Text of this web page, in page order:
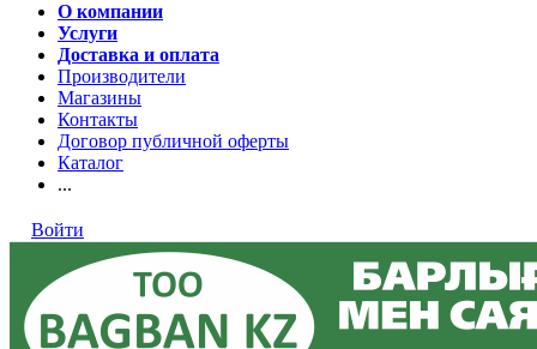
О компании
Услуги
Доставка и оплата
Производители
Магазины
Контакты
Договор публичной оферты
Каталог
...
Войти